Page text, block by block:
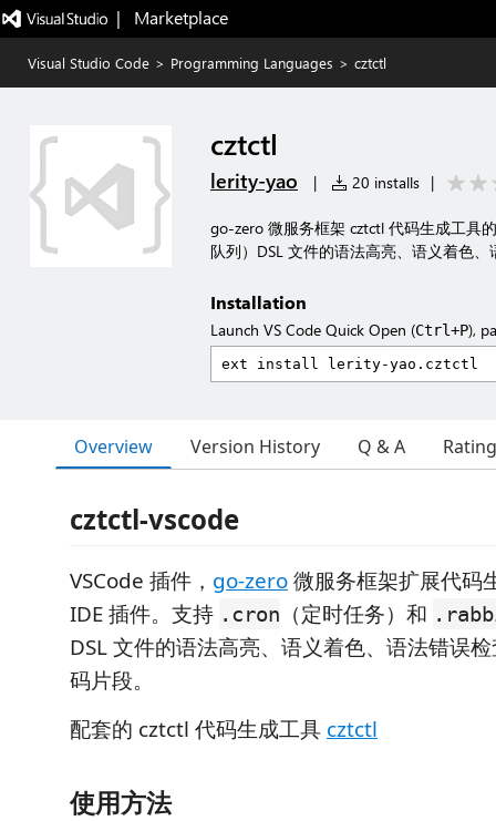
|   Marketplace
Visual Studio Code > Programming Languages > cztctl
cztctl
lerity-yao | 20 installs |
go-zero 微服务框架 cztctl 代码生成工具
队列）DSL 文件的语法高亮、语义着色
Installation
Launch VS Code Quick Open (Ctrl+P),
Overview Version History Q & A
cztctl-vscode
VSCode 插件， go-zero微服务框架扩展代码
IDE 插件。支持 .cron （定时任务）和
DSL 文件的语法高亮、语义着色、语法错误
码片段。
配套的 cztctl 代码生成工具 cztctl
使用方法